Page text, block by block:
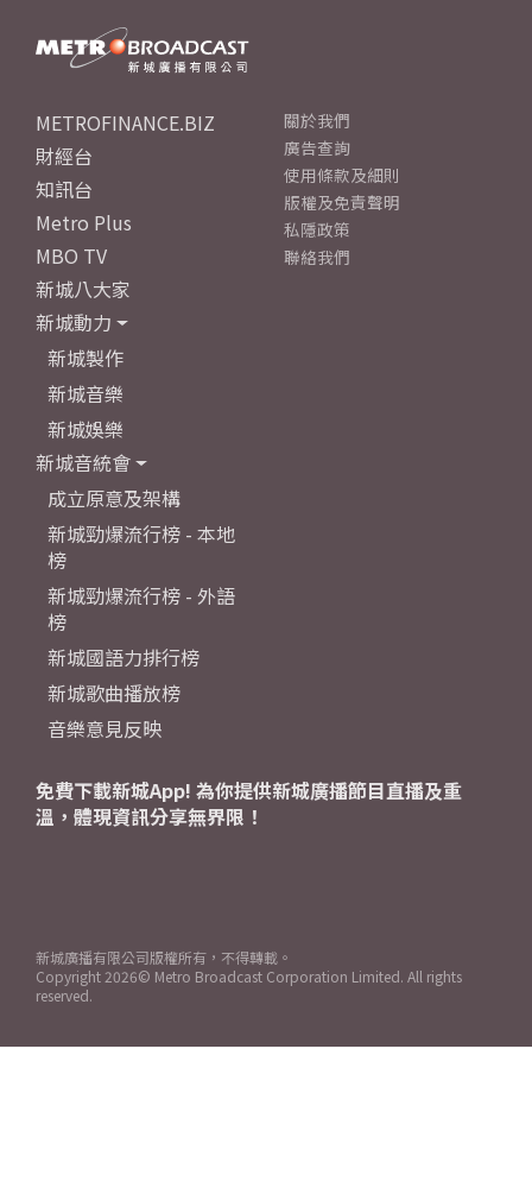
METROFINANCE.BIZ
財經台
知訊台
Metro Plus
MBO TV
新城八大家
新城動力
新城製作
新城音樂
新城娛樂
新城音統會
成立原意及架構
新城勁爆流行榜 - 本地
榜
新城勁爆流行榜 - 外語
榜
新城國語力排行榜
新城歌曲播放榜
音樂意見反映
關於我們
廣告查詢
使用條款及細則
版權及免責聲明
私隱政策
聯絡我們
免費下載新城App! 為你提供新城廣播節目直播及重
溫，體現資訊分享無界限！
新城廣播有限公司版權所有，不得轉載。
Copyright 2026© Metro Broadcast Corporation Limited. All rights
reserved.